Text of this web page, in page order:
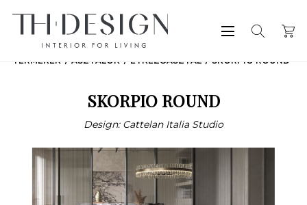
TERMÉKEK ASZTALOK ÉTKEZŐASZTAL SKORPIO ROUND
SKORPIO ROUND
Design: Cattelan Italia Studio